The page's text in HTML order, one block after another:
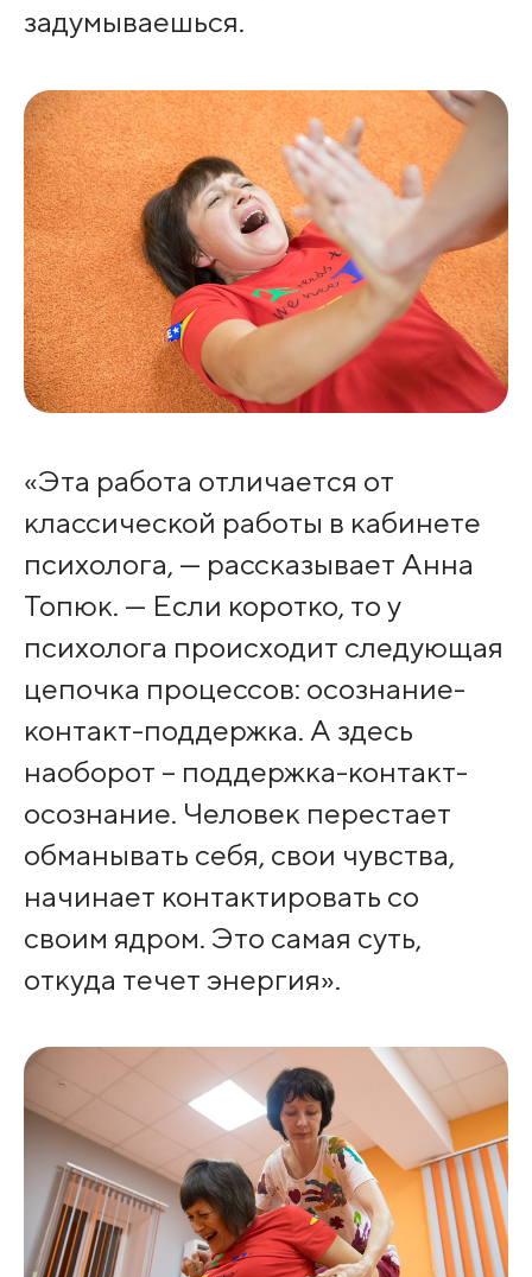
задумываешься.
«Эта работа отличается от
классической работы в кабинете
психолога, — рассказывает Анна
Топюк. — Если коротко, то у
психолога происходит следующая
цепочка процессов: осознание-
контакт-поддержка. А здесь
наоборот – поддержка-контакт-
осознание. Человек перестает
обманывать себя, свои чувства,
начинает контактировать со
своим ядром. Это самая суть,
откуда течет энергия».